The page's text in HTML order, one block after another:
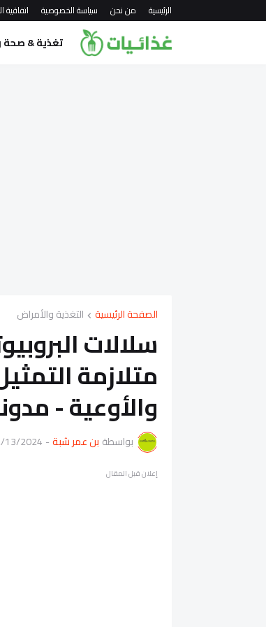
الرئيسية من نحن سياسة الخصوصية اتفاقية
تغذية &
الصفحة الرئيسية التغذية والأمراض
سلالات
متلازمة
والأوعية -
بواسطة بن عمر شبة-
13/2024
إعلان قبل المقال